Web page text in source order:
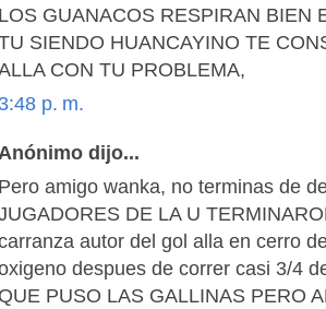
LOS GUANACOS RESPIRAN BIEN
SIENDO HUANCAYINO TE
CON TU PROBLEMA,
3:48 p. m.
Anónimo dijo...
Pero amigo wanka, no terminas de
DE LA U
autor del gol alla en cerro
despues de correr casi 3/4
QUE PUSO LAS GALLINAS PERO